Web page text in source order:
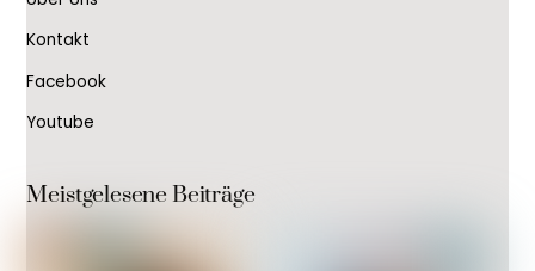
Kontakt
Facebook
Youtube
Meistgelesene Beiträge